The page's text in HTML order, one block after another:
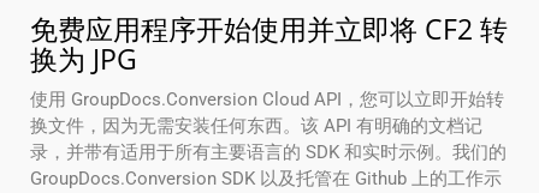
免费应用程序开始使用并立即将 CF2 转
换为 JPG
使用 GroupDocs.Conversion Cloud API，您可以立即开始转
换文件，因为无需安装任何东西。该 API 有明确的文档记
录，并带有适用于所有主要语言的 SDK 和实时示例。我们的
GroupDocs.Conversion SDK 以及托管在 Github 上的工作示